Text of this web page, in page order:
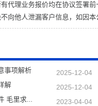
代理业务报价均在协议签署
向他人泄漏客户信息，如因
事项解析 2025-12-04
解
2025-12-04
毛里求...
2023-04-04